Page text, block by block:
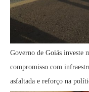
Governo de Goiás investe
compromisso com
asfaltada e reforço na